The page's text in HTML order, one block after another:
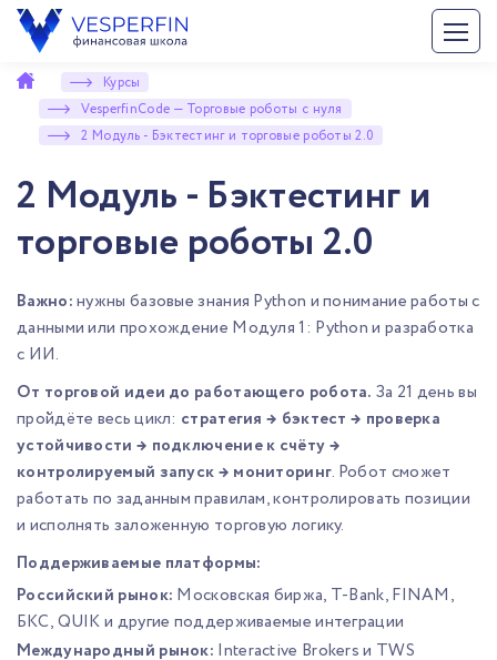
Курсы
VesperfinCode — Торговые роботы с нуля
2 Модуль - Бэктестинг и торговые роботы 2.0
2 Модуль - Бэктестинг и
торговые роботы 2.0
Важно:нужны базовые знания Python и понимание работы с
данными или прохождение Модуля 1: Python и разработка
с ИИ.
От торговой идеи до работающего робота. За 21 день вы
пройдёте весь цикл: стратегия → бэктест → проверка
устойчивости → подключение к счёту →
контролируемый запуск → мониторинг. Робот сможет
работать по заданным правилам, контролировать позиции
и исполнять заложенную торговую логику.
Поддерживаемые платформы:
Российский рынок: Московская биржа, T-Bank, FINAM,
БКС, QUIK и другие поддерживаемые интеграции
Международный рынок: Interactive Brokers и TWS